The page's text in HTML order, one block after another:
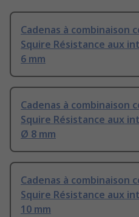
Cadenas à combinaison
Squire Résistance aux
6 mm
Cadenas à combinaison
Squire Résistance aux
Ø 8 mm
Cadenas à combinaison
Squire Résistance aux
10 mm